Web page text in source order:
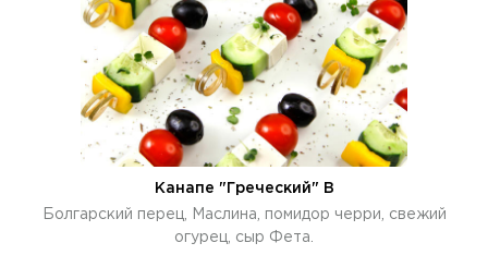
Канапе "Греческий" В
Болгарский перец, Маслина, помидор черри, свежий
огурец, сыр Фета.